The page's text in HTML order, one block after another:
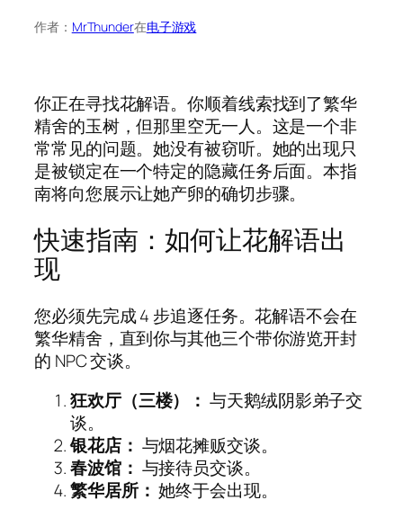
作者： MrThunder在电子游戏
你正在寻找花解语。你顺着线索找到了繁华
精舍的玉树，但那里空无一人。这是一个非
常常见的问题。她没有被窃听。她的出现只
是被锁定在一个特定的隐藏任务后面。本指
南将向您展示让她产卵的确切步骤。
快速指南：如何让花解语出
现
您必须先完成 4 步追逐任务。花解语不会在
繁华精舍，直到你与其他三个带你游览开封
的 NPC 交谈。
狂欢厅（三楼）： 与天鹅绒阴影弟子交
谈。
银花店： 与烟花摊贩交谈。
春波馆： 与接待员交谈。
繁华居所： 她终于会出现。